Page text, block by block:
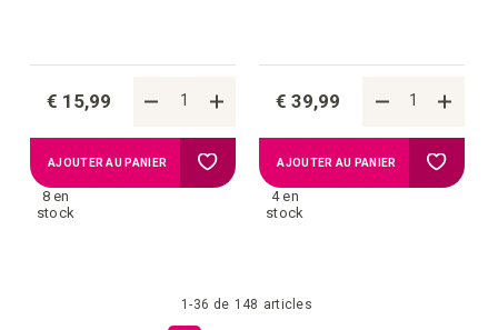
€ 15,99
8 en
stock
AJOUTER AU PANIER Ajouter
liste
€ 39,99
4 en
stock
AJOUTER AU PANIER Ajouter
1-36 de 148 articles